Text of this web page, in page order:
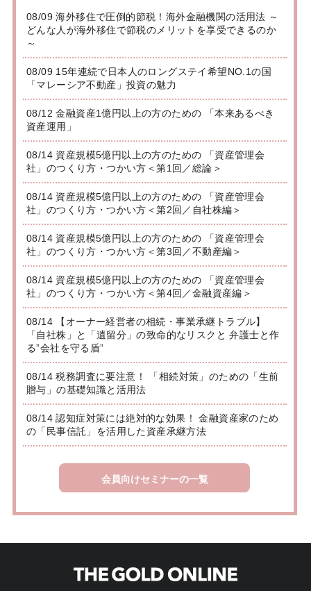
08/09 海外移住で圧倒的節税！海外金融機関の活用法 ～
どんな人が海外移住で節税のメリットを享受できるのか
～
08/09 15年連続で日本人のロングステイ希望NO.1の国
「マレーシア不動産」投資の魅力
08/12 金融資産1億円以上の方のための 「本来あるべき
資産運用」
08/14 資産規模5億円以上の方のための 「資産管理会
社」のつくり方・つかい方＜第1回／総論＞
08/14 資産規模5億円以上の方のための 「資産管理会
社」のつくり方・つかい方＜第2回／自社株編＞
08/14 資産規模5億円以上の方のための 「資産管理会
社」のつくり方・つかい方＜第3回／不動産編＞
08/14 資産規模5億円以上の方のための 「資産管理会
社」のつくり方・つかい方＜第4回／金融資産編＞
08/14 【オーナー経営者の相続・事業承継トラブル】
「自社株」と「遺留分」の致命的なリスクと 弁護士と作
る”会社を守る盾”
08/14 税務調査に要注意！ 「相続対策」のための「生前
贈与」の基礎知識と活用法
08/14 認知症対策には絶対的な効果！ 金融資産家のため
の「民事信託」を活用した資産承継方法
会員向けセミナーの一覧